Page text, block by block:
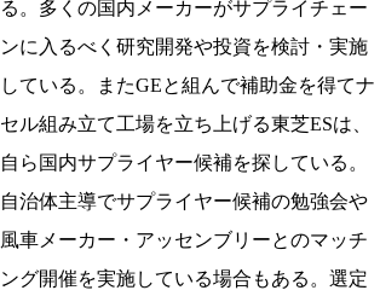
る。多くの国内メーカーがサプライチェー
ンに入るべく研究開発や投資を検討・実施
している。またGEと組んで補助金を得てナ
セル組み立て工場を立ち上げる東芝ESは、
自ら国内サプライヤー候補を探している。
自治体主導でサプライヤー候補の勉強会や
風車メーカー・アッセンブリーとのマッチ
ング開催を実施している場合もある。選定